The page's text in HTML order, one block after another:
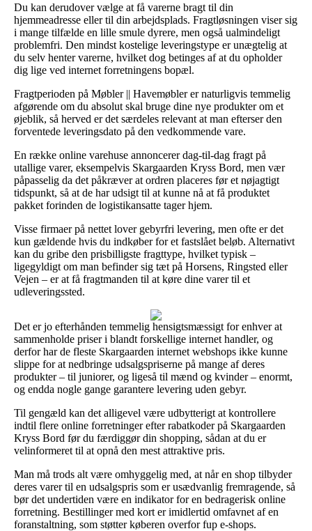
Du kan derudover vælge at få varerne bragt til din
hjemmeadresse eller til din arbejdsplads. Fragtløsningen viser sig
i mange tilfælde en lille smule dyrere, men også ualmindeligt
problemfri. Den mindst kostelige leveringstype er unægtelig at
du selv henter varerne, hvilket dog betinges af at du opholder
dig lige ved internet forretningens bopæl.
Fragtperioden på Møbler || Havemøbler er naturligvis temmelig
afgørende om du absolut skal bruge dine nye produkter om et
øjeblik, så herved er det særdeles relevant at man efterser den
forventede leveringsdato på den vedkommende vare.
En række online varehuse annoncerer dag-til-dag fragt på
utallige varer, eksempelvis Skargaarden Kryss Bord, men vær
påpasselig da det påkræver at ordren placeres før et nøjagtigt
tidspunkt, så at de har udsigt til at kunne nå at få produktet
pakket forinden de logistikansatte tager hjem.
Visse firmaer på nettet lover gebyrfri levering, men ofte er det
kun gældende hvis du indkøber for et fastslået beløb. Alternativt
kan du gribe den prisbilligste fragttype, hvilket typisk –
ligegyldigt om man befinder sig tæt på Horsens, Ringsted eller
Vejen – er at få fragtmanden til at køre dine varer til et
udleveringssted.
Det er jo efterhånden temmelig hensigtsmæssigt for enhver at
sammenholde priser i blandt forskellige internet handler, og
derfor har de fleste Skargaarden internet webshops ikke kunne
slippe for at nedbringe udsalgspriserne på mange af deres
produkter – til juniorer, og ligeså til mænd og kvinder – enormt,
og endda nogle gange garantere levering uden gebyr.
Til gengæld kan det alligevel være udbytterigt at kontrollere
indtil flere online forretninger efter rabatkoder på Skargaarden
Kryss Bord før du færdiggør din shopping, sådan at du er
velinformeret til at opnå den mest attraktive pris.
Man må trods alt være omhyggelig med, at når en shop tilbyder
deres varer til en udsalgspris som er usædvanlig fremragende, så
bør det undertiden være en indikator for en bedragerisk online
forretning. Bestillinger med kort er imidlertid omfavnet af en
foranstaltning, som støtter køberen overfor fup e-shops.